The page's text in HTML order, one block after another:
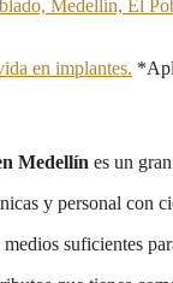
Medellín, El
en implantes.
Medellín es un
y personal con
suficientes